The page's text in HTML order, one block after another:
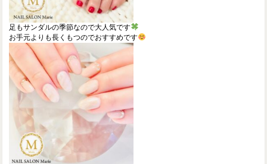
足もサンダルの季節なので大人気です
お手元よりも長くもつのでおすすめです